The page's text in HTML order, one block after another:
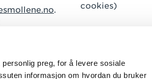
preg, for å levere sosiale
informasjon om hvordan du bruker
.
cookies)